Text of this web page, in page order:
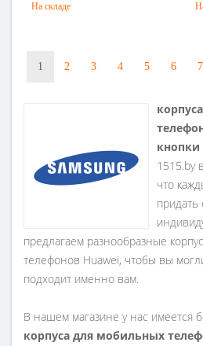
На складе
1 2 3 4 5 6 7
кнопки
1515.by
что
придать
предлагаем разнообразные
телефонов Huawei, чтобы вы
подходит именно вам.
В нашем магазине у нас имеется
корпуса для мобильных